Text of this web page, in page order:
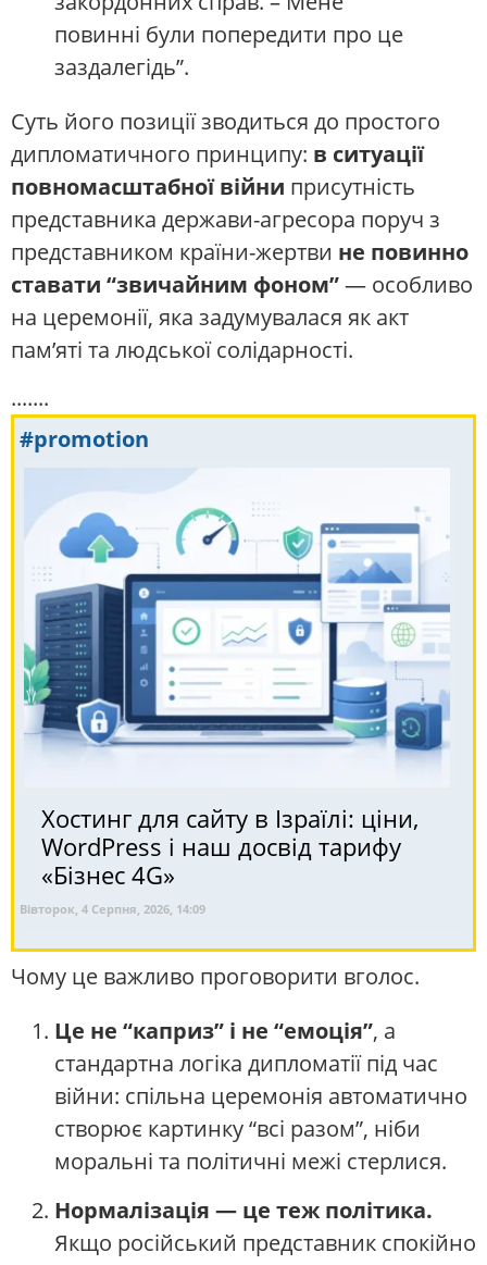
повинні були попередити про це
заздалегідь”.
Суть його позиції зводиться до простого
дипломатичного принципу: в ситуації
повномасштабної війни присутність
представника держави-агресора поруч з
представником країни-жертви не повинно
ставати “звичайним фоном”— особливо
на церемонії, яка задумувалася як акт
пам’яті та людської солідарності.
.......
#promotion
Хостинг для сайту в Ізраїлі: ціни,
WordPress і наш досвід тарифу
«Бізнес 4G»
Вівторок, 4 Серпня, 2026, 14:09
Чому це важливо проговорити вголос.
Це не “каприз” і не “емоція”, а
стандартна логіка дипломатії під час
війни: спільна церемонія автоматично
створює картинку “всі разом”, ніби
моральні та політичні межі стерлися.
Нормалізація — це теж політика.
Якщо російський представник спокійно